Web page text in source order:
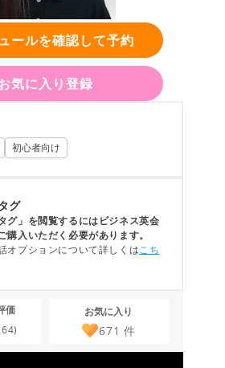
ールを確認して予約
気に入り登録
初心者向け
グ
グ」を閲覧するにはビジネス英会
購入いただく必要があります。
オプションについて詳しくはこち
価
お気に入り
671 件